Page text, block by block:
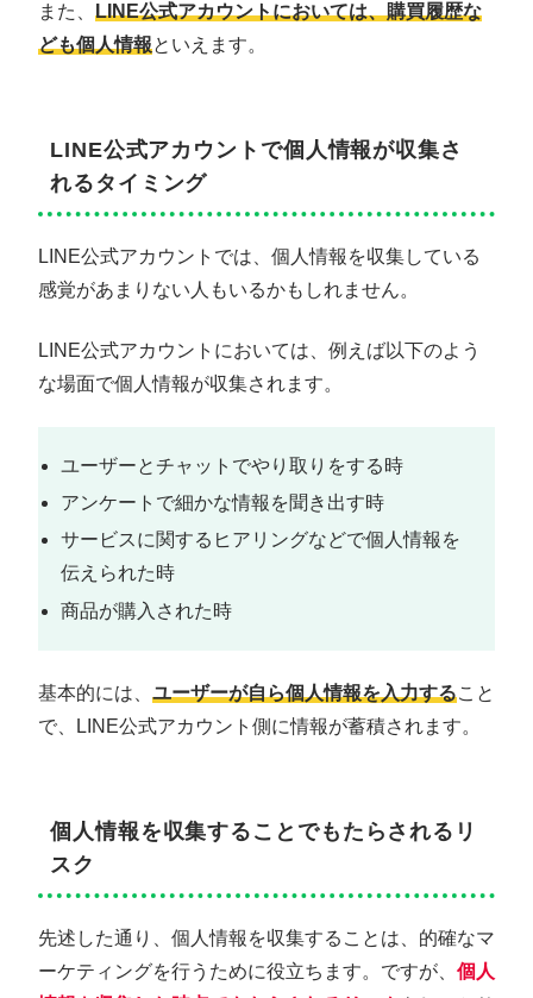
また、 LINE公式アカウントにおいては、購買履歴な
ども個人情報といえます。
LINE公式アカウントで個人情報が収集さ
れるタイミング
LINE公式アカウントでは、個人情報を収集している
感覚があまりない人もいるかもしれません。
LINE公式アカウントにおいては、例えば以下のよう
な場面で個人情報が収集されます。
ユーザーとチャットでやり取りをする時
アンケートで細かな情報を聞き出す時
サービスに関するヒアリングなどで個人情報を
伝えられた時
商品が購入された時
基本的には、 ユーザーが自ら個人情報を入力すること
で、LINE公式アカウント側に情報が蓄積されます。
個人情報を収集することでもたらされるリ
スク
先述した通り、個人情報を収集することは、的確なマ
ーケティングを行うために役立ちます。ですが、 個人